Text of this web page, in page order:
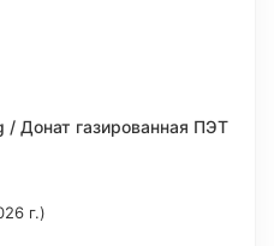
/ Донат газированная ПЭТ
г.)